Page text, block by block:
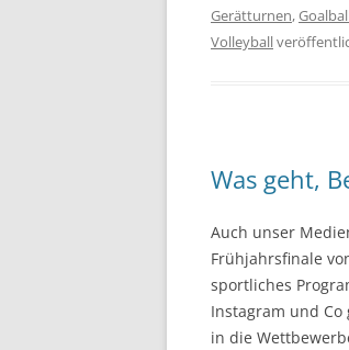
Gerätturnen,
Volleyball
Was geht,
Auch unser
Frühjahrsfinale
sportliches
Instagram und
in die